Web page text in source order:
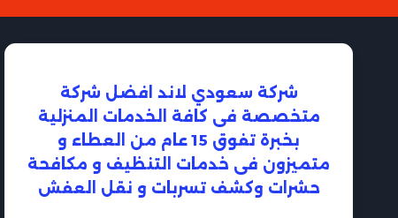
شركة سعودي لاند افضل شركة
متخصصة فى كافة الخدمات المنزلية
بخبرة تفوق 15 عام من العطاء و
متميزون فى خدمات التنظيف و مكافحة
حشرات وكشف تسربات و نقل العفش